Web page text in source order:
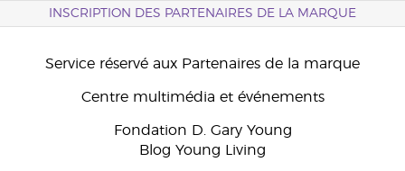
INSCRIPTION DES PARTENAIRES DE LA MARQUE
Service réservé aux Partenaires de la marque
Centre multimédia et événements
Fondation D. Gary Young
Blog Young Living